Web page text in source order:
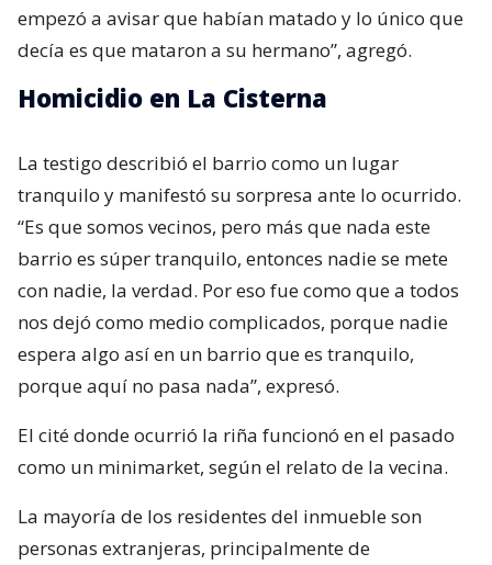
empezó a avisar que habían matado y lo único que
decía es que mataron a su hermano”, agregó.
Homicidio en La Cisterna
La testigo describió el barrio como un lugar
tranquilo y manifestó su sorpresa ante lo ocurrido.
“Es que somos vecinos, pero más que nada este
barrio es súper tranquilo, entonces nadie se mete
con nadie, la verdad. Por eso fue como que a todos
nos dejó como medio complicados, porque nadie
espera algo así en un barrio que es tranquilo,
porque aquí no pasa nada”, expresó.
El cité donde ocurrió la riña funcionó en el pasado
como un minimarket, según el relato de la vecina.
La mayoría de los residentes del inmueble son
personas extranjeras, principalmente de